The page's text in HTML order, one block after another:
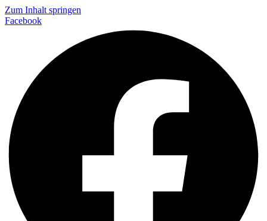
Zum Inhalt springen
Facebook